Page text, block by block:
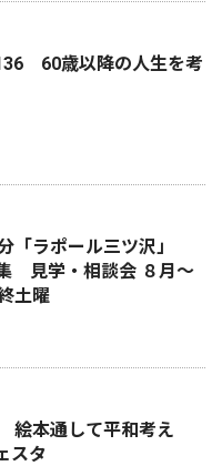
60歳以降の人生を考
「ラポール三ツ沢」
見学・相談会 ８月〜
土曜
絵本通して平和考え
スタ